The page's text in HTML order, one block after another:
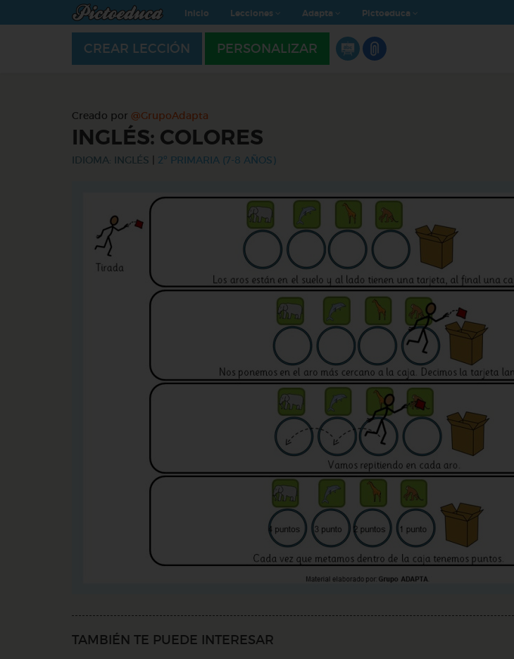
Inicio Lecciones Adapta Pictoeduca
CREAR LECCIÓN PERSONALIZAR
Creado por @GrupoAdapta
INGLÉS: COLORES
IDIOMA: INGLÉS 2º PRIMARIA (7-8 AÑOS)
TAMBIÉN TE PUEDE INTERESAR